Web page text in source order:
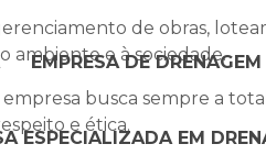
EMPRESA DE
ESPECIALIZADA EM
de obras,
ambiente e à sociedade.
busca sempre a
e ética.